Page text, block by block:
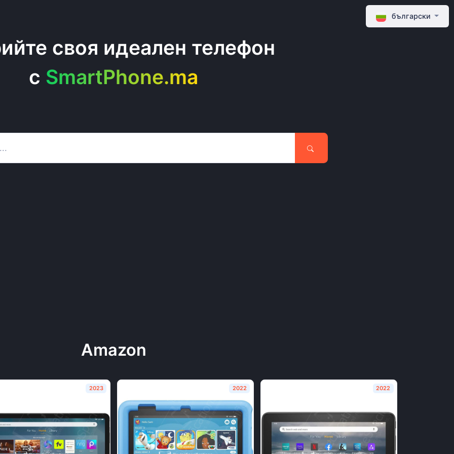
своя идеален телефон
c SmartPhone.ma
български
Amazon
2023 2022 2022